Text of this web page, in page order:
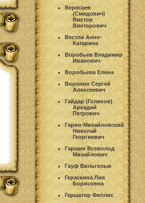
Вересаев
(Смидович)
Виктор
Викторович
Вестли Анне-
Катарина
Воробьев Владимир
Иванович
Воробьева Елена
Воронин Сергей
Алексеевич
Гайдар (Голиков)
Аркадий
Петрович
Гарин-Михайловский
Николай
Георгиевич
Гаршин Всеволод
Михайлович
Гауф Вильгельм
Гераскина Лия
Борисовна
Гершатор Филлис